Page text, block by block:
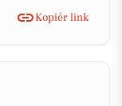
Kopiér link